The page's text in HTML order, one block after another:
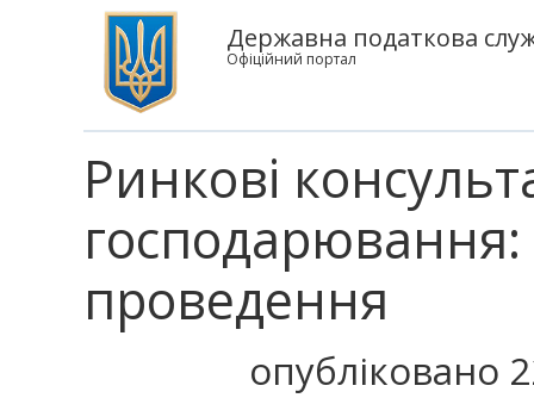
Державна податкова
Офіційний портал
Ринкові
проведення
опубліковано